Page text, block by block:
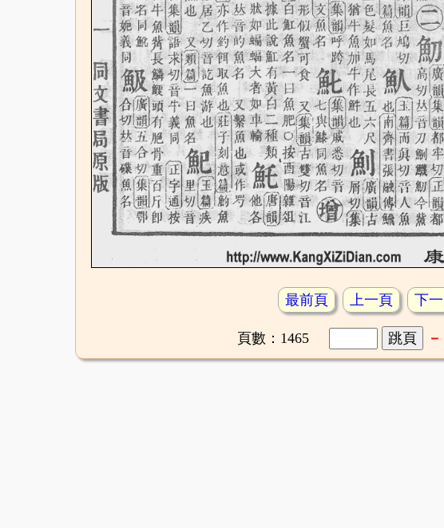
最前頁 上一頁 下
頁數：1465